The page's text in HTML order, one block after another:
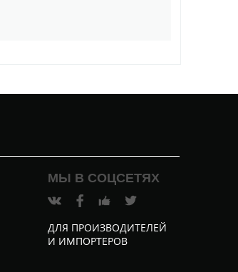
МЫ В СОЦСЕТЯХ
ДЛЯ ПРОИЗВОДИТЕЛЕЙ
И ИМПОРТЕРОВ